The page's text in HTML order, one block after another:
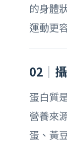
的身體
運動更
02｜
蛋白質
營養來
蛋、黃